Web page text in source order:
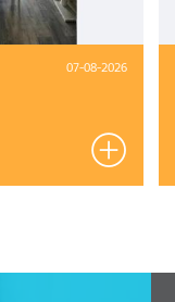
07-08-2026